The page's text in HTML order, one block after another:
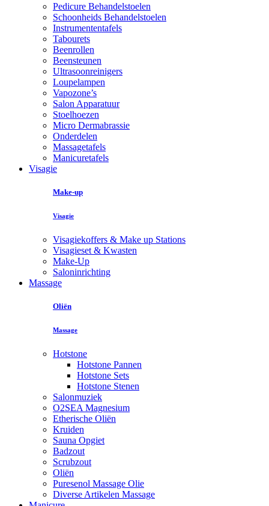
Pedicure Behandelstoelen
Schoonheids Behandelstoelen
Instrumententafels
Tabourets
Beenrollen
Beensteunen
Ultrasoonreinigers
Loupelampen
Vapozone’s
Salon Apparatuur
Stoelhoezen
Micro Dermabrassie
Onderdelen
Massagetafels
Manicuretafels
Visagie
Make-up
Visagie
Visagiekoffers & Make up Stations
Visagieset & Kwasten
Make-Up
Saloninrichting
Massage
Oliën
Massage
Hotstone
Hotstone Pannen
Hotstone Sets
Hotstone Stenen
Salonmuziek
O2SEA Magnesium
Etherische Oliën
Kruiden
Sauna Opgiet
Badzout
Scrubzout
Oliën
Puresenol Massage Olie
Diverse Artikelen Massage